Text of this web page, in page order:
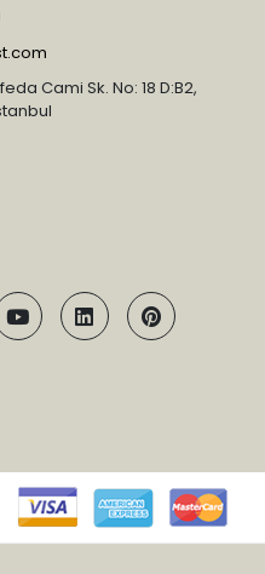
Cami Sk. No: 18 D:B2,